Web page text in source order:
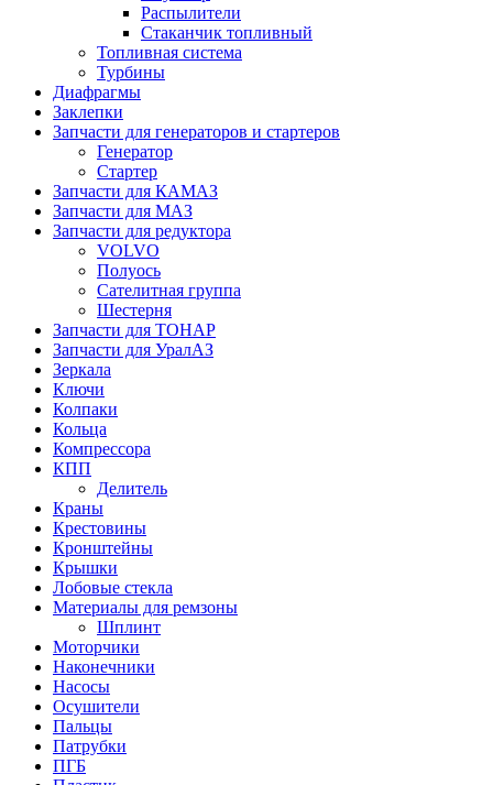
Распылители
Стаканчик топливный
Топливная система
Турбины
Диафрагмы
Заклепки
Запчасти для генераторов и стартеров
Генератор
Стартер
Запчасти для КАМАЗ
Запчасти для МАЗ
Запчасти для редуктора
VOLVO
Полуось
Сателитная группа
Шестерня
Запчасти для ТОНАР
Запчасти для УралАЗ
Зеркала
Ключи
Колпаки
Кольца
Компрессора
КПП
Делитель
Краны
Крестовины
Кронштейны
Крышки
Лобовые стекла
Материалы для ремзоны
Шплинт
Моторчики
Наконечники
Насосы
Осушители
Пальцы
Патрубки
ПГБ